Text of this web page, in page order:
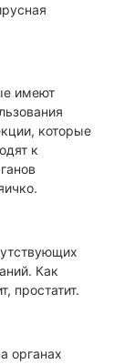
имеют
которые
к
Как
простатит.
органах